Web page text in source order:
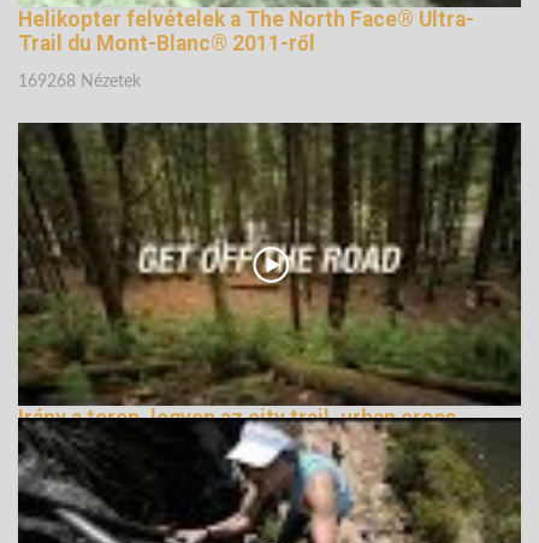
Helikopter felvételek a The North Face® Ultra-
Trail du Mont-Blanc® 2011-ről
169268 Nézetek
Irány a terep, legyen az city trail, urban cross
vagy terepfutás
162754 Nézetek